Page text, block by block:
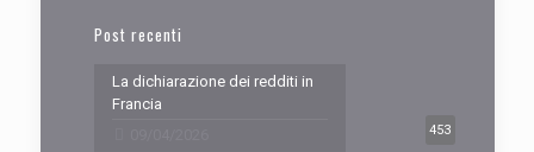
Post recenti
453
La dichiarazione dei redditi in
Francia